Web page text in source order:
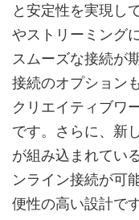
と安定性を実現し
やストリーミング
スムーズな接続が
接続のオプション
クリエイティブワ
です。さらに、新
が組み込まれてい
ンライン接続が可
便性の高い設計です